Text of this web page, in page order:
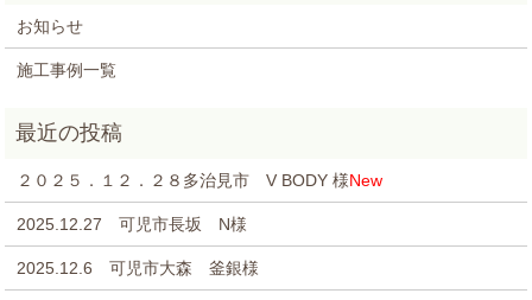
お知らせ
施工事例一覧
２０２５．１２．２８多治見市 V BODY 様New
2025.12.27 可児市長坂 N様
2025.12.6 可児市大森 釜銀様